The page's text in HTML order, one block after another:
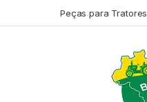
Peças para